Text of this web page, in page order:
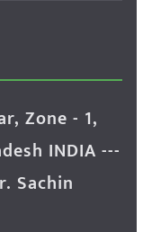
Zone - 1,
INDIA ---
Sachin